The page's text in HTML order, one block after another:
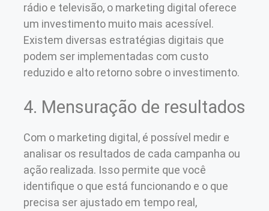
rádio e televisão, o marketing digital oferece
um investimento muito mais acessível.
Existem diversas estratégias digitais que
podem ser implementadas com custo
reduzido e alto retorno sobre o investimento.
4. Mensuração de resultados
Com o marketing digital, é possível medir e
analisar os resultados de cada campanha ou
ação realizada. Isso permite que você
identifique o que está funcionando e o que
precisa ser ajustado em tempo real,